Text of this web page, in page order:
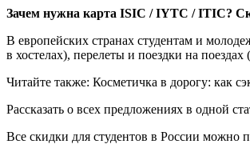
Зачем нужна карта ISIC /IYTC /ITIC?
В европейских странах студентам и
в хостелах), перелеты и поездки на
Читайте также: Косметичка в дорогу: как
Рассказать о всех предложениях в одной
Все скидки для студентов в России можно